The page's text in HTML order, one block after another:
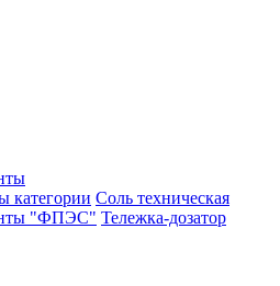
категории Соль техническая
"ФПЭС" Тележка-дозатор